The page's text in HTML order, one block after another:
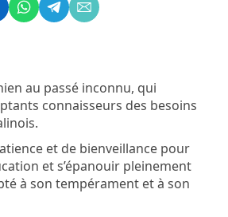
au passé inconnu, qui
connaisseurs des besoins
et de bienveillance pour
et s’épanouir pleinement
à son tempérament et à son